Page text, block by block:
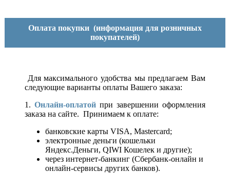
Оплата покупки (информация для розничных
покупателей)
Для максимального удобства мы предлагаем Вам
следующие варианты оплаты Вашего заказа:
1. Онлайн-оплатой при завершении оформления
заказа на сайте. Принимаем к оплате:
банковские карты VISA, Mastercard;
электронные деньги (кошельки
Яндекс.Деньги, QIWI Кошелек и другие);
через интернет-банкинг (Сбербанк-онлайн и
онлайн-сервисы других банков).